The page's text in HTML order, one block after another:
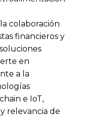
colaboración
financieros y
en
a la
e IoT,
relevancia de